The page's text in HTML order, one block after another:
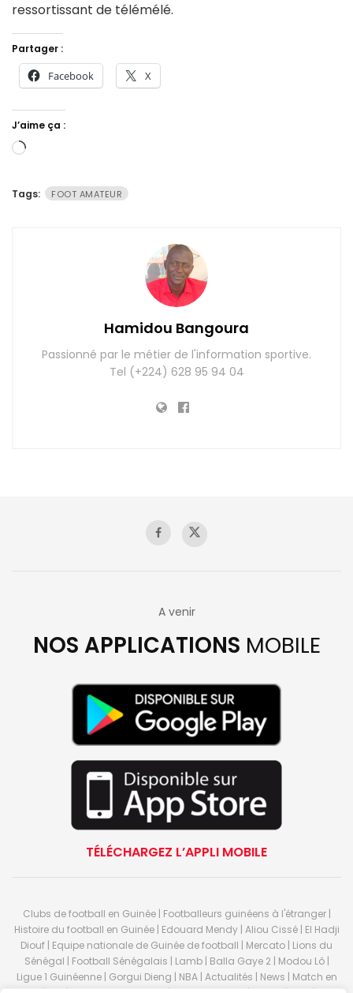
ressortissant de télémélé.
Partager :
Facebook X
J’aime ça :
Chargement…
Tags: FOOT AMATEUR
Hamidou Bangoura
Passionné par le métier de l'information sportive.
Tel (+224) 628 95 94 04
A venir
NOS APPLICATIONS MOBILE
TÉLÉCHARGEZ L’APPLI MOBILE
Clubs de football en Guinée | Footballeurs guinéens à l'étranger |
Histoire du football en Guinée | Edouard Mendy | Aliou Cissé | El Hadji
Diouf | Equipe nationale de Guinée de football | Mercato | Lions du
Sénégal | Football Sénégalais | Lamb | Balla Gaye 2 | Modou Lô |
Ligue 1 Guinéenne | Gorgui Dieng | NBA | Actualités | News | Match en